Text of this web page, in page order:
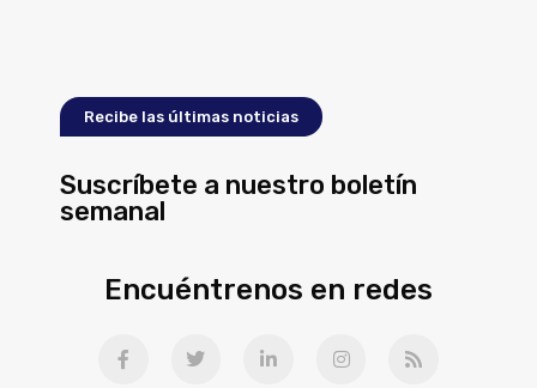
Recibe las últimas noticias
Suscríbete a nuestro boletín
semanal
Encuéntrenos en redes